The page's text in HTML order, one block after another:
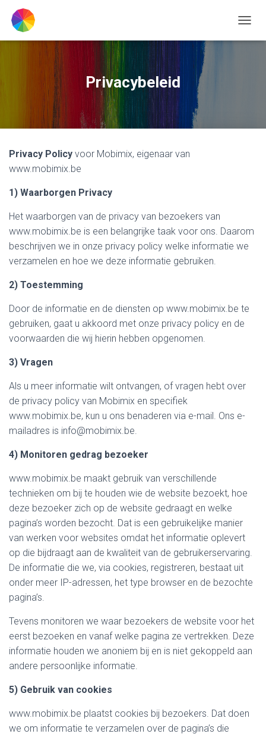
Privacybeleid
Privacy Policy voor Mobimix, eigenaar van
www.mobimix.be
1) Waarborgen Privacy
Het waarborgen van de privacy van bezoekers van
www.mobimix.be is een belangrijke taak voor ons. Daarom
beschrijven we in onze privacy policy welke informatie we
verzamelen en hoe we deze informatie gebruiken.
2) Toestemming
Door de informatie en de diensten op www.mobimix.be te
gebruiken, gaat u akkoord met onze privacy policy en de
voorwaarden die wij hierin hebben opgenomen.
3) Vragen
Als u meer informatie wilt ontvangen, of vragen hebt over
de privacy policy van Mobimix en specifiek
www.mobimix.be, kun u ons benaderen via e-mail. Ons e-
mailadres is info@mobimix.be.
4) Monitoren gedrag bezoeker
www.mobimix.be maakt gebruik van verschillende
technieken om bij te houden wie de website bezoekt, hoe
deze bezoeker zich op de website gedraagt en welke
pagina’s worden bezocht. Dat is een gebruikelijke manier
van werken voor websites omdat het informatie oplevert
op die bijdraagt aan de kwaliteit van de gebruikerservaring.
De informatie die we, via cookies, registreren, bestaat uit
onder meer IP-adressen, het type browser en de bezochte
pagina’s.
Tevens monitoren we waar bezoekers de website voor het
eerst bezoeken en vanaf welke pagina ze vertrekken. Deze
informatie houden we anoniem bij en is niet gekoppeld aan
andere persoonlijke informatie.
5) Gebruik van cookies
www.mobimix.be plaatst cookies bij bezoekers. Dat doen
we om informatie te verzamelen over de pagina’s die